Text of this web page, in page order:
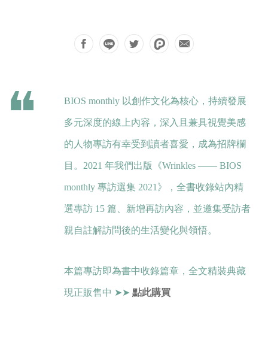
BIOS monthly 以創作文化為核心，持續發展
多元深度的線上內容，深入且兼具視覺美感
的人物專訪有幸受到讀者喜愛，成為招牌欄
目。2021 年我們出版《Wrinkles —— BIOS
monthly 專訪選集 2021》，全書收錄站內精
選專訪 15 篇、新增再訪內容，並邀集受訪者
親自註解訪問後的生活變化與領悟。
本篇專訪即為書中收錄篇章，全文精裝典藏
現正販售中 ➤➤ 點此購買